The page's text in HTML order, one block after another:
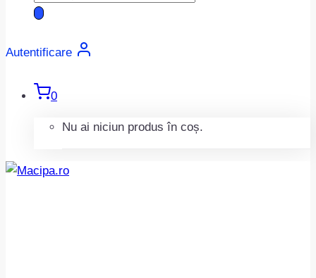
search
Autentificare
0
Nu ai niciun produs în coș.